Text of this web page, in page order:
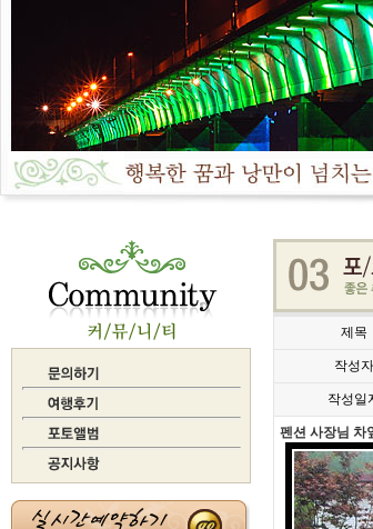
제목
작성자
작성일
펜션 사장님 차